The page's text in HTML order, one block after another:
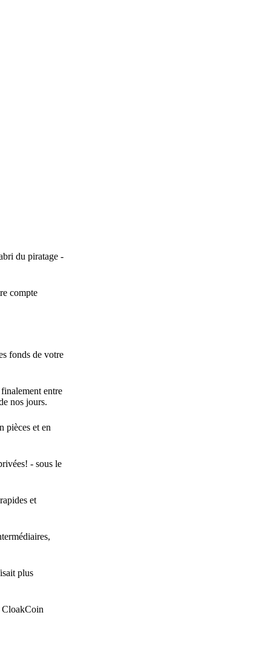
du piratage -
compte
fonds de votre
entre
nos jours.
pièces et en
- sous le
et
plus
CloakCoin